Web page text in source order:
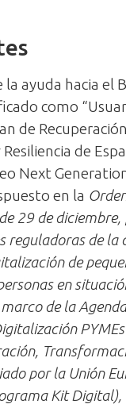
la ayuda hacia el
como
de
de
Next
en la
29 de diciembre,
reguladoras de la
de
en
de la
por la Unión
Kit Digital),